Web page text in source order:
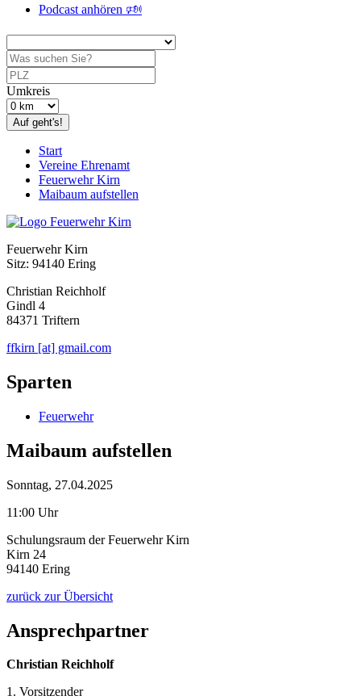
Podcast anhören 🕬
Umkreis
Auf geht's!
Start
Vereine Ehrenamt
Feuerwehr Kirn
Maibaum aufstellen
Feuerwehr Kirn
Sitz: 94140 Ering
Christian Reichholf
Gindl 4
84371 Triftern
ffkirn [at] gmail.com
Sparten
Feuerwehr
Maibaum aufstellen
Sonntag, 27.04.2025
11:00 Uhr
Schulungsraum der Feuerwehr Kirn
Kirn 24
94140 Ering
zurück zur Übersicht
Ansprechpartner
Christian Reichholf
1. Vorsitzender